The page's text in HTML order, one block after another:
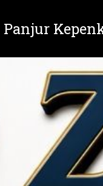
Panjur